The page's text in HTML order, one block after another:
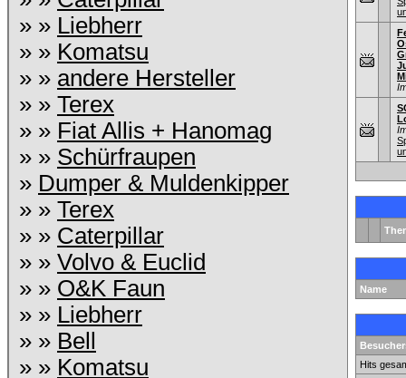
» » Liebherr
» » Komatsu
» » andere Hersteller
» » Terex
» » Fiat Allis + Hanomag
» » Schürfraupen
» Dumper & Muldenkipper
» » Terex
» » Caterpillar
» » Volvo & Euclid
» » O&K Faun
» » Liebherr
» » Bell
» » Komatsu
Name
Hits